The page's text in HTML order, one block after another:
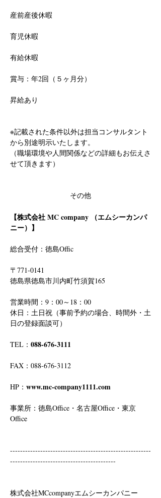
産前産後休暇
育児休暇
有給休暇
賞与：年2回（５ヶ月分）
昇給あり
※記載された条件以外は担当コンサルタント
から別途明示いたします。
（職場環境や人間関係などの詳細もお伝えさ
せて頂きます）
その他
【株式会社 MC company （エムシーカンパ
ニー）】
総合受付：徳島Offic
〒771-0141
徳島県徳島市川内町竹須賀165
営業時間：9：00～18：00
休日：土日祝（事前予約の場合、時間外・土
日の登録面談可）
TEL： 088-676-3111
FAX：088-676-3112
HP： www.mc-company1111.com
事業所：徳島Office・名古屋Office・東京
Office
--------------------------------------------------------
------------------------------------------
株式会社MCcompanyエムシーカンパニー